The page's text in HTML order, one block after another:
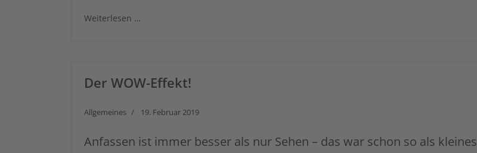
Weiterlesen …
Der WOW-Effekt!
Allgemeines 19. Februar 2019
Anfassen ist immer besser als nur Sehen – das war schon so als kleines